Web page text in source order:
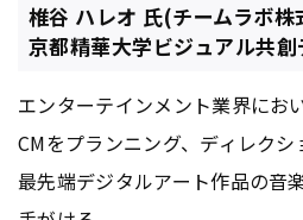
椎谷 ハレオ 氏(チームラボ株
京都精華大学ビジュアル共
エンターテインメント業界にお
CMをプランニング、ディレクシ
最先端デジタルアート作品の音